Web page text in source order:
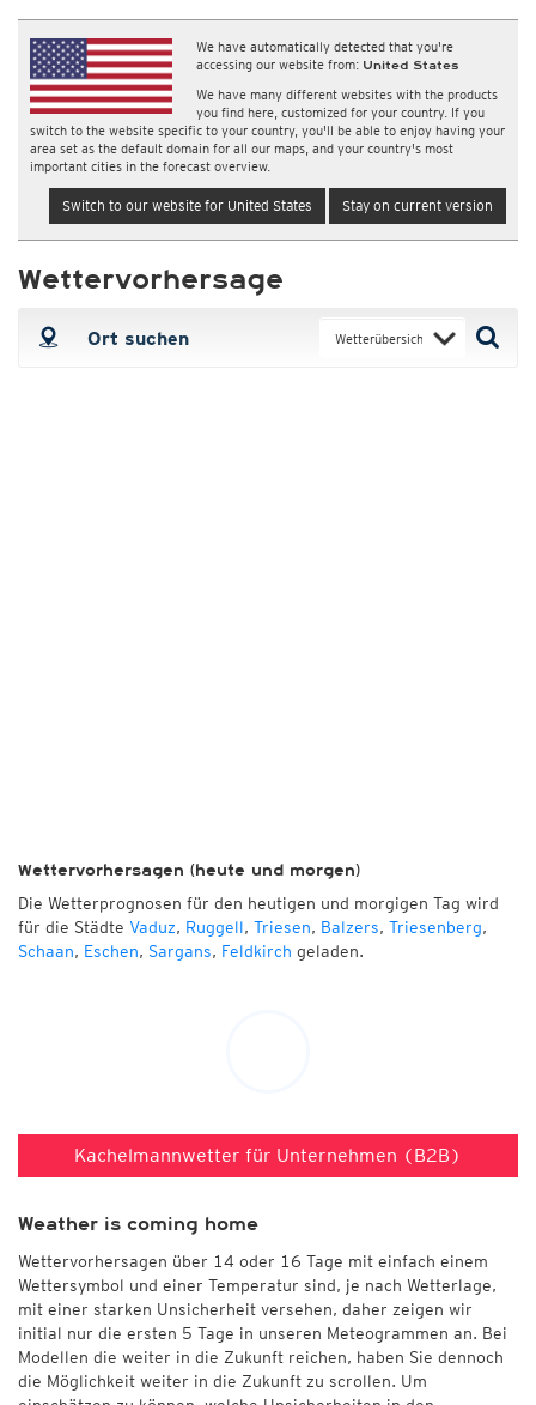
We have automatically detected that you're
accessing our website from: United States
We have many different websites with the products
you find here, customized for your country. If you
switch to the website specific to your country, you'll be able to enjoy having your
area set as the default domain for all our maps, and your country's most
important cities in the forecast overview.
Switch to our website for United States Stay on current version
Wettervorhersage
Wettervorhersagen (heute und morgen)
Die Wetterprognosen für den heutigen und morgigen Tag wird
für die Städte Vaduz, Ruggell, Triesen, Balzers, Triesenberg,
Schaan, Eschen, Sargans, Feldkirch geladen.
Kachelmannwetter für Unternehmen (B2B)
Weather is coming home
Wettervorhersagen über 14 oder 16 Tage mit einfach einem
Wettersymbol und einer Temperatur sind, je nach Wetterlage,
mit einer starken Unsicherheit versehen, daher zeigen wir
initial nur die ersten 5 Tage in unseren Meteogrammen an. Bei
Modellen die weiter in die Zukunft reichen, haben Sie dennoch
die Möglichkeit weiter in die Zukunft zu scrollen. Um